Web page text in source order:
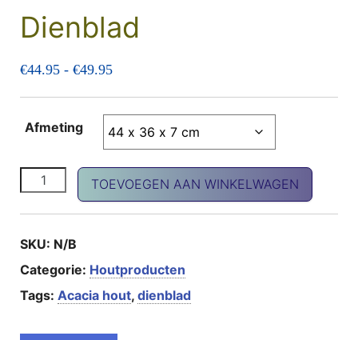
Dienblad
€44.95 - €49.95Prijsklasse: €44.95 tot €49.95
Afmeting
Dienblad aantalTOEVOEGEN AAN WINKELWAGEN
SKU: N/B
Categorie: Houtproducten
Tags: Acacia hout, dienblad